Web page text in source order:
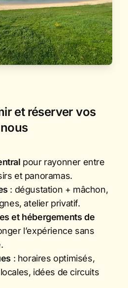
et réserver vos
pour rayonner entre
et panoramas.
: dégustation + mâchon,
atelier privatif.
et hébergements de
l’expérience sans
: horaires optimisés,
idées de circuits